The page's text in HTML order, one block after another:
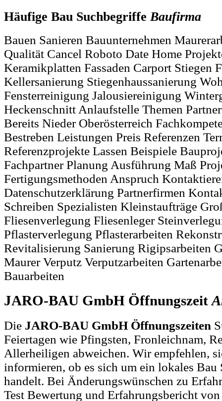
Häufige Bau Suchbegriffe Baufirma
Bauen Sanieren Bauunternehmen
Qualität Cancel Roboto Date Home
Keramikplatten Fassaden Carport Stiegen
Kellersanierung Stiegenhaussanierung
Fensterreinigung Jalousiereinigung
Heckenschnitt Anlaufstelle Themen
Bereits Nieder Oberösterreich
Bestreben Leistungen Preis Referenzen
Referenzprojekte Lassen Beispiele
Fachpartner Planung Ausführung Maß
Fertigungsmethoden Anspruch
Datenschutzerklärung Partnerfirmen
Schreiben Spezialisten Kleinstaufträge
Fliesenverlegung Fliesenleger
Pflasterverlegung Pflasterarbeiten
Revitalisierung Sanierung Rigipsarbeiten
Maurer Verputz Verputzarbeiten
Bauarbeiten
JARO-BAU GmbH Öffnungszeit
Die JARO-BAU GmbH Öffnungszeiten
Feiertagen wie Pfingsten, Fronleichnam,
Allerheiligen abweichen. Wir empfehlen,
informieren, ob es sich um ein lokales Bau
handelt. Bei Änderungswünschen zu
Test Bewertung und Erfahrungsbericht